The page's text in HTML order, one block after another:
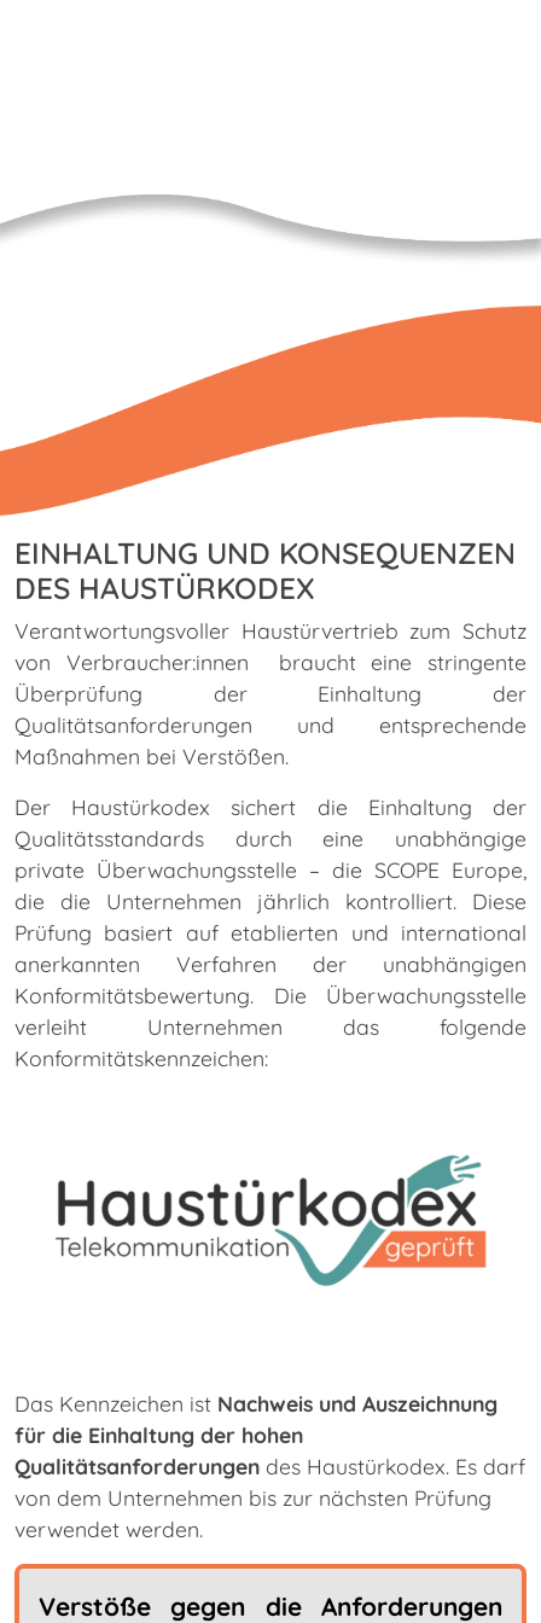
EINHALTUNG UND KONSEQUENZEN
DES HAUSTÜRKODEX
Verantwortungsvoller Haustürvertrieb zum Schutz
von Verbraucher:innen braucht eine stringente
Überprüfung der Einhaltung der
Qualitätsanforderungen und entsprechende
Maßnahmen bei Verstößen.
Der Haustürkodex sichert die Einhaltung der
Qualitätsstandards durch eine unabhängige
private Überwachungsstelle – die SCOPE Europe,
die die Unternehmen jährlich kontrolliert. Diese
Prüfung basiert auf etablierten und international
anerkannten Verfahren der unabhängigen
Konformitätsbewertung. Die Überwachungsstelle
verleiht Unternehmen das folgende
Konformitätskennzeichen:
Das Kennzeichen ist Nachweis und Auszeichnung
für die Einhaltung der hohen
Qualitätsanforderungen des Haustürkodex. Es darf
von dem Unternehmen bis zur nächsten Prüfung
verwendet werden.
Verstöße gegen die Anforderungen